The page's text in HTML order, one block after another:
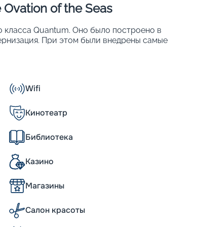
of the Seas
класса Quantum. Оно было построено в
При этом были внедрены самые
человек. Другие особенности:
Seas впечатляет как снаружи, так и
и заботу о будущих пассажирах.
Его длина составляет 348
внутренние, дороже обойдутся
кто лишен возможности наслаждаться
не будут сильно ущемлены. Во
«виртуальный балкон». Одну из стен
Wifi
Кинотеатр
Библиотека
Казино
Магазины
Салон красоты